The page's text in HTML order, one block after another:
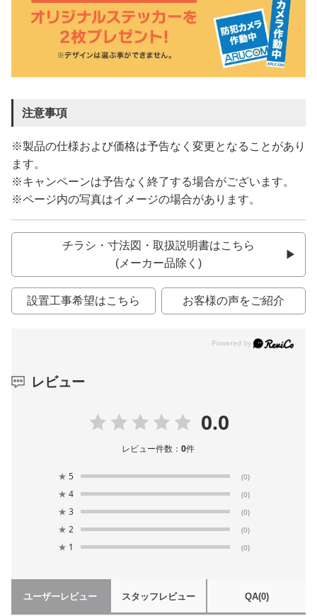
注意事項
※製品の仕様および価格は予告なく変更となることがあり
ます。
※キャンペーンは予告なく終了する場合がございます。
※ページ内の写真はイメージの場合があります。
チラシ・寸法図・取扱説明書はこちら
(メーカー品除く)
設置工事希望はこちら お客様の声をご紹介
レビュー
0.0
レビュー件数：0件
★ 5 (0)
★ 4 (0)
★ 3 (0)
★ 2 (0)
★ 1 (0)
ユーザーレビュー スタッフレビュー QA(0)